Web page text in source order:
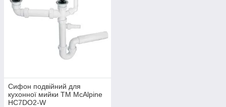
Сифон подвійний для
кухонної мийки ТМ McAlpine
HC7DO2-W